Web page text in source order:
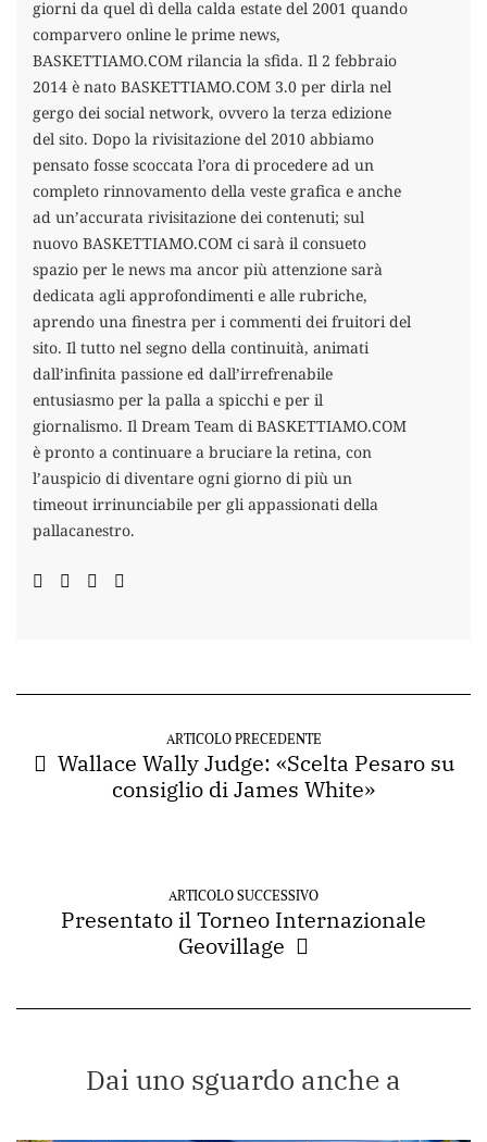
giorni da quel dì della calda estate del 2001 quando
comparvero online le prime news,
BASKETTIAMO.COM rilancia la sfida. Il 2 febbraio
2014 è nato BASKETTIAMO.COM 3.0 per dirla nel
gergo dei social network, ovvero la terza edizione
del sito. Dopo la rivisitazione del 2010 abbiamo
pensato fosse scoccata l’ora di procedere ad un
completo rinnovamento della veste grafica e anche
ad un’accurata rivisitazione dei contenuti; sul
nuovo BASKETTIAMO.COM ci sarà il consueto
spazio per le news ma ancor più attenzione sarà
dedicata agli approfondimenti e alle rubriche,
aprendo una finestra per i commenti dei fruitori del
sito. Il tutto nel segno della continuità, animati
dall’infinita passione ed dall’irrefrenabile
entusiasmo per la palla a spicchi e per il
giornalismo. Il Dream Team di BASKETTIAMO.COM
è pronto a continuare a bruciare la retina, con
l’auspicio di diventare ogni giorno di più un
timeout irrinunciabile per gli appassionati della
pallacanestro.
ARTICOLO PRECEDENTE
Wallace Wally Judge: «Scelta Pesaro su
consiglio di James White»
ARTICOLO SUCCESSIVO
Presentato il Torneo Internazionale
Geovillage
Dai uno sguardo anche a